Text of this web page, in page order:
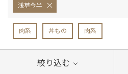
浅草今半
肉系 丼もの 肉系
絞り込む